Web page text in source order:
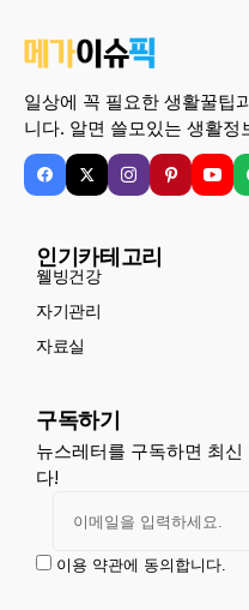
일상에 꼭 필요한 생활꿀팁
니다. 알면 쓸모있는 생활
인기카테고리
웰빙건강
자기관리
자료실
구독하기
뉴스레터를 구독하면 최
다!
이용 약관에 동의합니다.